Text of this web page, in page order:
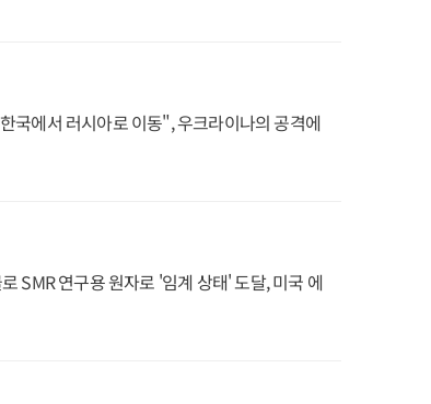
국에서 러시아로 이동", 우크라이나의 공격에
SMR 연구용 원자로 '임계 상태' 도달, 미국 에